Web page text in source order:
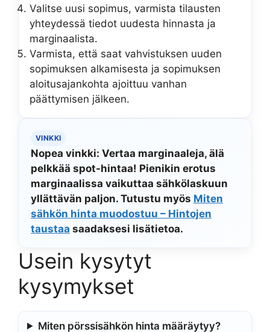
Valitse uusi sopimus, varmista tilausten
yhteydessä tiedot uudesta hinnasta ja
marginaalista.
Varmista, että saat vahvistuksen uuden
sopimuksen alkamisesta ja sopimuksen
aloitusajankohta ajoittuu vanhan
päättymisen jälkeen.
VINKKI
Nopea vinkki: Vertaa marginaaleja, älä
pelkkää spot-hintaa! Pienikin erotus
marginaalissa vaikuttaa sähkölaskuun
yllättävän paljon. Tutustu myös Miten
sähkön hinta muodostuu – Hintojen
taustaa saadaksesi lisätietoa.
Usein kysytyt
kysymykset
Miten pörssisähkön hinta määräytyy?